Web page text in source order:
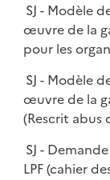
SJ - Modèle
œuvre de la
pour les
SJ - Modèle
œuvre de la
(Rescrit abus
SJ -
LPF (cahier